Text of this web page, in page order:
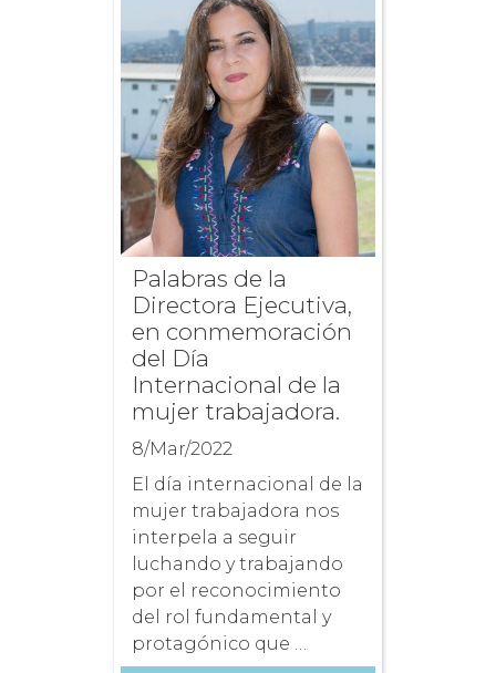
Palabras de la
Directora Ejecutiva,
en conmemoración
del Día
Internacional de la
mujer trabajadora.
8/Mar/2022
El día internacional de la
mujer trabajadora nos
interpela a seguir
luchando y trabajando
por el reconocimiento
del rol fundamental y
protagónico que …